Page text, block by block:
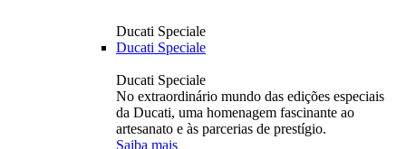
Ducati Speciale
Ducati Speciale
Ducati Speciale
No extraordinário mundo das edições especiais
da Ducati, uma homenagem fascinante ao
artesanato e às parcerias de prestígio.
Saiba mais